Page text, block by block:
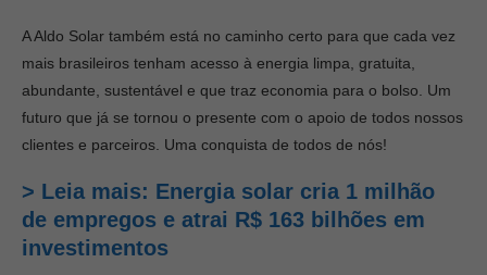
A Aldo Solar também está no caminho certo para que cada vez
mais brasileiros tenham acesso à energia limpa, gratuita,
abundante, sustentável e que traz economia para o bolso. Um
futuro que já se tornou o presente com o apoio de todos nossos
clientes e parceiros. Uma conquista de todos de nós!
> Leia mais: Energia solar cria 1 milhão
de empregos e atrai R$ 163 bilhões em
investimentos